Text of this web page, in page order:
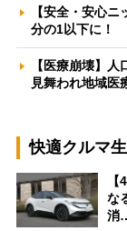
【安全・安心
分の1以下に！
【医療崩壊】
見舞われ地域
快適クルマ
な
消